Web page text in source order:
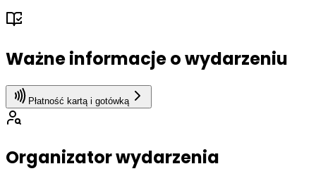
Ważne informacje o wydarzeniu
Płatność kartą i gotówką
Organizator wydarzenia